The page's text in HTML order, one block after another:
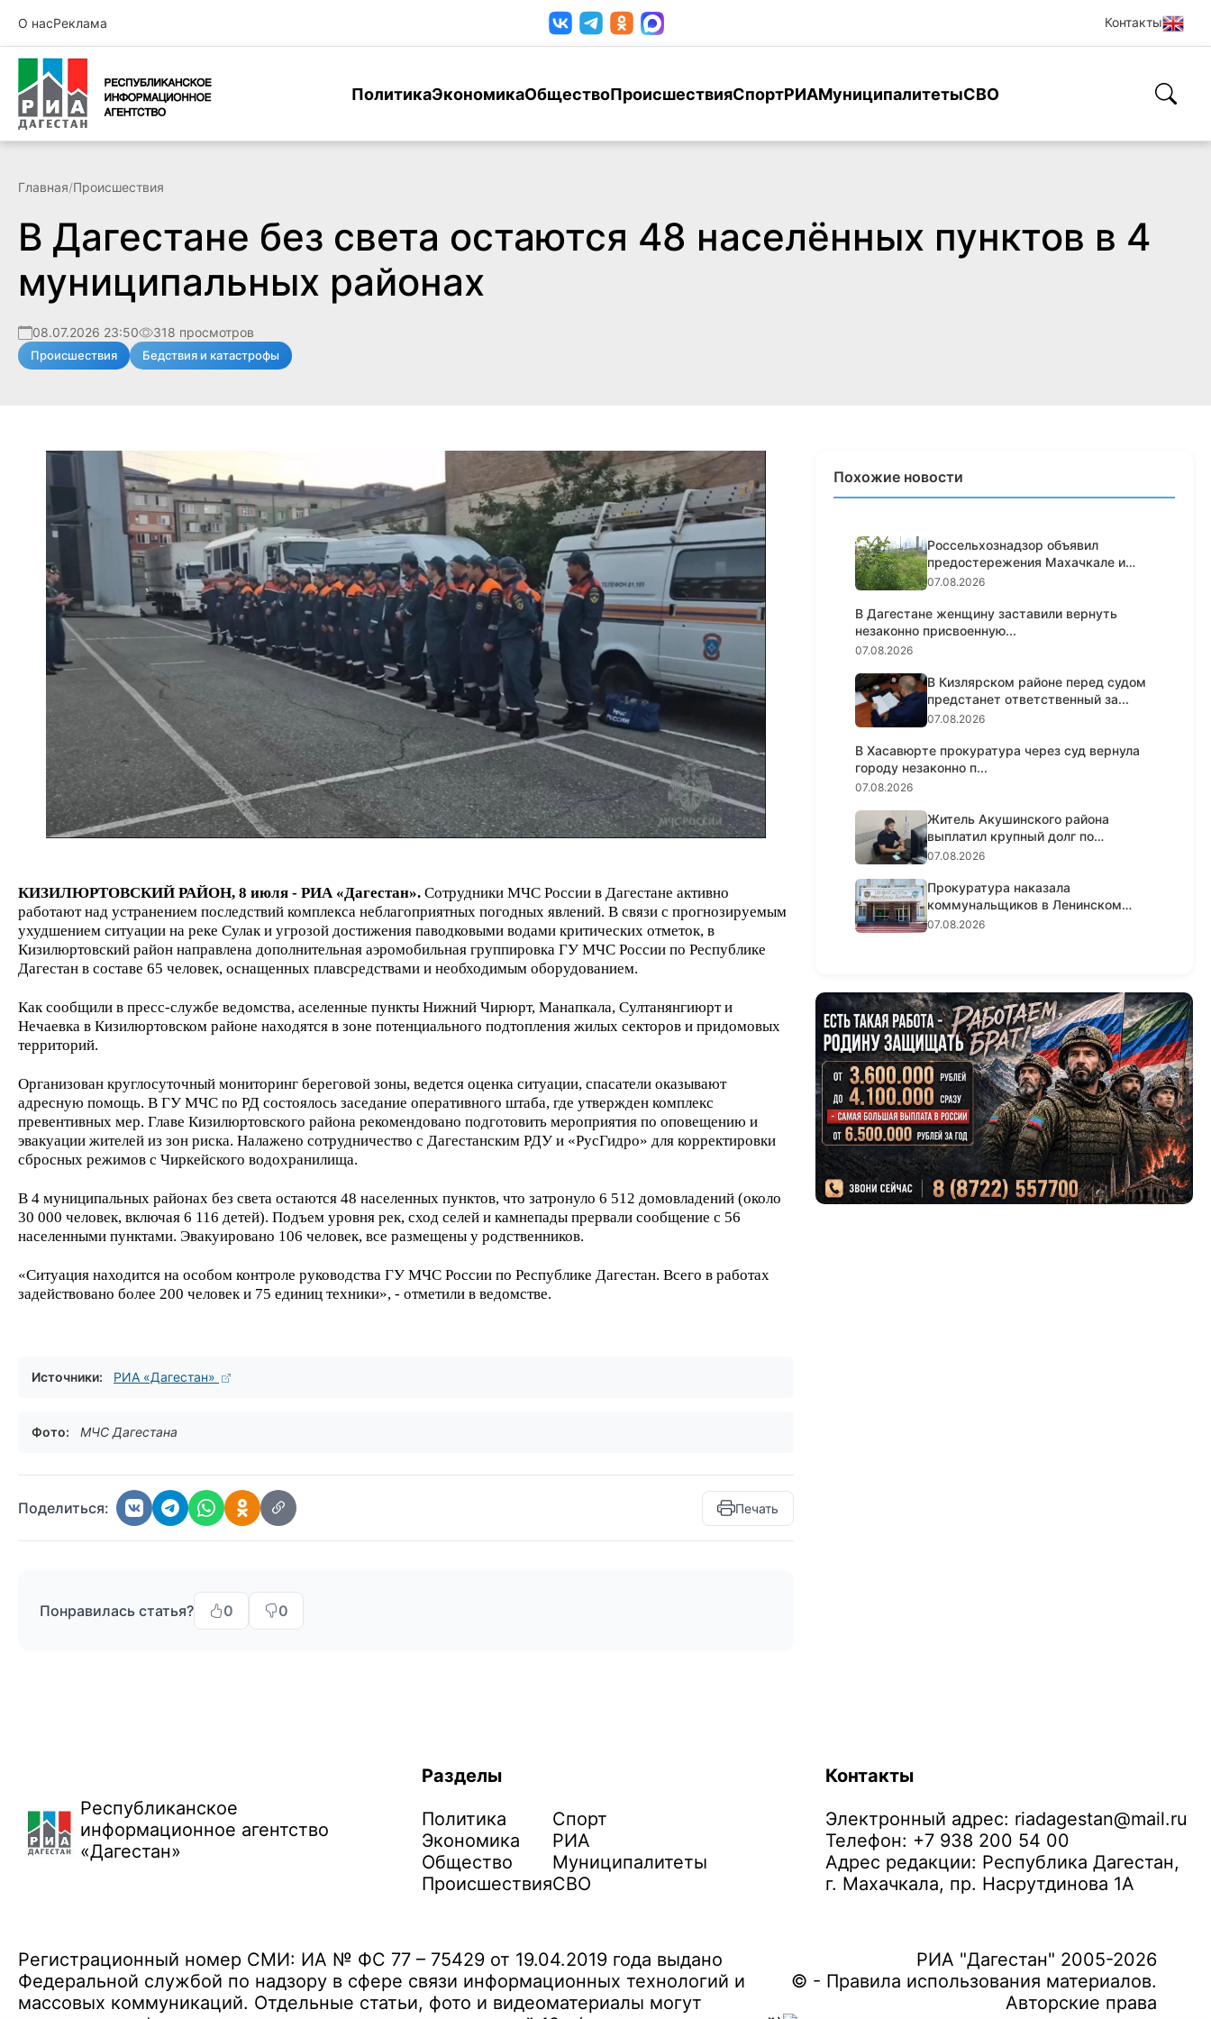
О насРеклама Контакты
ПолитикаЭкономикаОбществоПроисшествияСпортРИАМуниципалитетыСВО
Главная/Происшествия
В Дагестане без света остаются 48 населённых пунктов в 4
муниципальных районах
08.07.2026 23:50 318 просмотров
Происшествия Бедствия и катастрофы
КИЗИЛЮРТОВСКИЙ РАЙОН, 8 июля - РИА «Дагестан». Сотрудники МЧС России в Дагестане активно
работают над устранением последствий комплекса неблагоприятных погодных явлений. В связи с прогнозируемым
ухудшением ситуации на реке Сулак и угрозой достижения паводковыми водами критических отметок, в
Кизилюртовский район направлена дополнительная аэромобильная группировка ГУ МЧС России по Республике
Дагестан в составе 65 человек, оснащенных плавсредствами и необходимым оборудованием.
Как сообщили в пресс-службе ведомства, аселенные пункты Нижний Чирюрт, Манапкала, Султанянгиюрт и
Нечаевка в Кизилюртовском районе находятся в зоне потенциального подтопления жилых секторов и придомовых
территорий.
Организован круглосуточный мониторинг береговой зоны, ведется оценка ситуации, спасатели оказывают
адресную помощь. В ГУ МЧС по РД состоялось заседание оперативного штаба, где утвержден комплекс
превентивных мер. Главе Кизилюртовского района рекомендовано подготовить мероприятия по оповещению и
эвакуации жителей из зон риска. Налажено сотрудничество с Дагестанским РДУ и «РусГидро» для корректировки
сбросных режимов с Чиркейского водохранилища.
В 4 муниципальных районах без света остаются 48 населенных пунктов, что затронуло 6 512 домовладений (около
30 000 человек, включая 6 116 детей). Подъем уровня рек, сход селей и камнепады прервали сообщение с 56
населенными пунктами. Эвакуировано 106 человек, все размещены у родственников.
«Ситуация находится на особом контроле руководства ГУ МЧС России по Республике Дагестан. Всего в работах
задействовано более 200 человек и 75 единиц техники», - отметили в ведомстве.
Источники: РИА «Дагестан»
Фото: МЧС Дагестана
Поделиться: Печать
Понравилась статья? 0 0
Похожие новости
Россельхознадзор объявил
предостережения Махачкале и
Кумторк...
07.08.2026
В Дагестане женщину заставили вернуть
незаконно присвоенную...
07.08.2026
В Кизлярском районе перед судом
предстанет ответственный за...
07.08.2026
В Хасавюрте прокуратура через суд вернула
городу незаконно п...
07.08.2026
Житель Акушинского района
выплатил крупный долг по
алиментам...
07.08.2026
Прокуратура наказала
коммунальщиков в Ленинском
районе Махач...
07.08.2026
Республиканское
информационное агентство
«Дагестан»
Разделы
Политика
Экономика
Общество
Происшествия
Спорт
РИА
Муниципалитеты
СВО
Контакты
Электронный адрес: riadagestan@mail.ru
Телефон: +7 938 200 54 00
Адрес редакции: Республика Дагестан,
г. Махачкала, пр. Насрутдинова 1А
Регистрационный номер СМИ: ИА № ФС 77 – 75429 от 19.04.2019 года выдано
Федеральной службой по надзору в сфере связи информационных технологий и
массовых коммуникаций. Отдельные статьи, фото и видеоматериалы могут
РИА "Дагестан" 2005-2026
© - Правила использования материалов.
Авторские права